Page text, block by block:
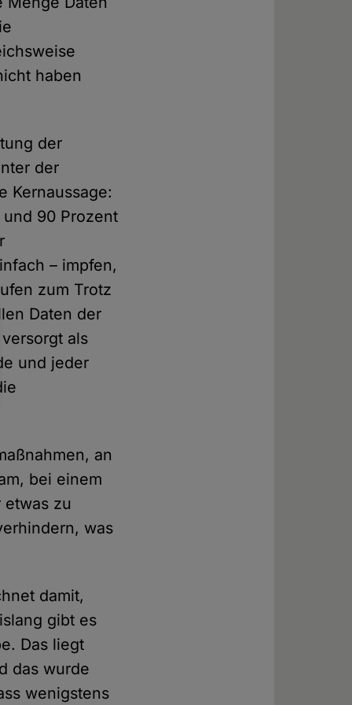
haben
der
der
Kernaussage:
90 Prozent
– impfen,
zum Trotz
Daten der
als
und jeder
an
bei einem
zu
was
damit,
gibt es
Das liegt
das wurde
wenigstens